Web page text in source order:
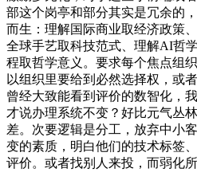
部这个岗亭和部分其实是冗余的
而生：理解国际商业取经济政策
全球手艺取科技范式、理解AI哲
程取哲学意义。要求每个焦点组
以组织里要给到必然选择权，或
曾经大致能看到评价的数智化，
才说办理系统不变？好比元气丛
差。次要逻辑是分工，放弃中小
变的素质，明白他们的技术标签
评价。或者找别人来投，而弱化